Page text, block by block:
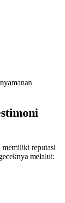
memiliki reputasi
melalui: